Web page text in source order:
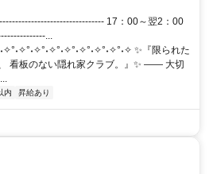
［南北線］ ［都営大江戸線］ ◎新宿
大手町駅 日本橋駅・銀座一丁目駅・四ツ
丁目駅・目黒駅から乗り換えナシ
17：00～翌2：00
...
✨『限られた
看板のない隠れ家クラブ。』✨ ―― 大切
内 昇給あり